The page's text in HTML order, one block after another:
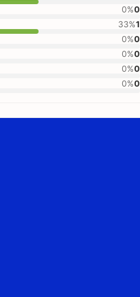
0%0
33%1
0%0
0%0
0%0
0%0